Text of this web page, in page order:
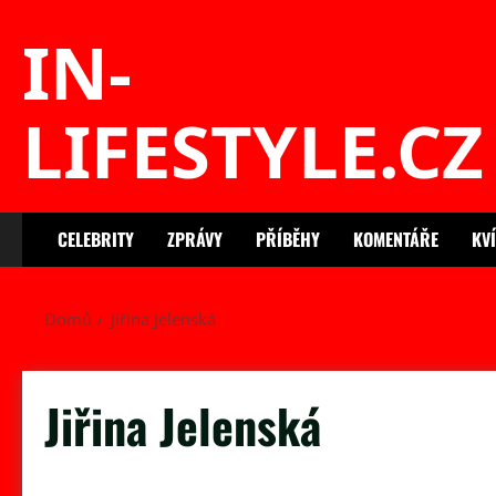
IN-
LIFESTYLE.CZ
CELEBRITY ZPRÁVY PŘÍBĚHY KOMENTÁŘE
Domů Jiřina Jelenská
Jiřina Jelenská